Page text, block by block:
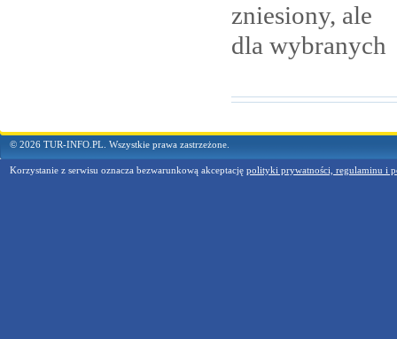
zniesiony, ale
dla wybranych
© 2026 TUR-INFO.PL. Wszystkie prawa zastrzeżone.
Korzystanie z serwisu oznacza bezwarunkową akceptację polityki prywatności, regulaminu i